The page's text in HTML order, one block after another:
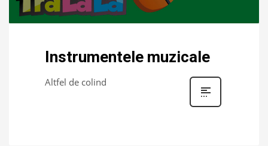
Instrumentele muzicale
Altfel de colind